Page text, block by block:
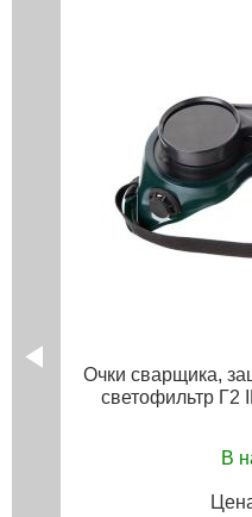
Очки сварщика,
светофильтр Г2
В